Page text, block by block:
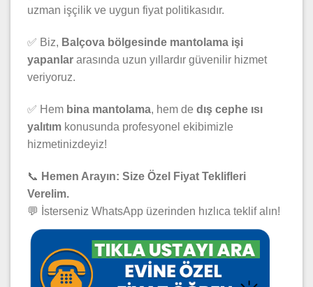
uzman işçilik ve uygun fiyat politikasıdır.
✅ Biz, Balçova bölgesinde mantolama işi
yapanlar arasında uzun yıllardır güvenilir hizmet
veriyoruz.
✅ Hem bina mantolama, hem de dış cephe ısı
yalıtım konusunda profesyonel ekibimizle
hizmetinizdeyiz!
📞 Hemen Arayın: Size Özel Fiyat Teklifleri
Verelim.
💬 İsterseniz WhatsApp üzerinden hızlıca teklif alın!